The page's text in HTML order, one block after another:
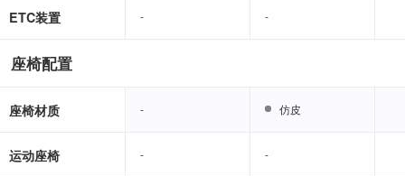
ETC装置 - -
座椅配置
座椅材质 - 仿皮
运动座椅 - -
- -
- 仿皮
- -